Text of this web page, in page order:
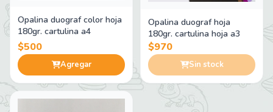
Opalina duograf color hoja
180gr. cartulina a4
$500
Agregar
Opalina duograf hoja
180gr. cartulina hoja a3
$970
Sin stock